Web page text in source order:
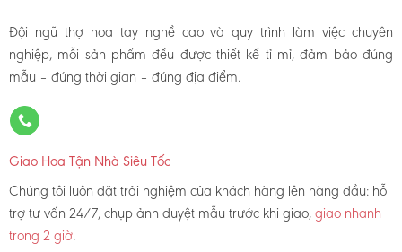
Đội ngũ thợ hoa tay nghề cao và quy trình làm việc chuyên
nghiệp, mỗi sản phẩm đều được thiết kế tỉ mỉ, đảm bảo đúng
mẫu – đúng thời gian – đúng địa điểm.
Giao Hoa Tận Nhà Siêu Tốc
Chúng tôi luôn đặt trải nghiệm của khách hàng lên hàng đầu: hỗ
trợ tư vấn 24/7, chụp ảnh duyệt mẫu trước khi giao,giao nhanh
trong 2 giờ.